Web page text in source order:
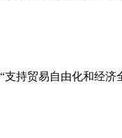
持贸易自由化和经济